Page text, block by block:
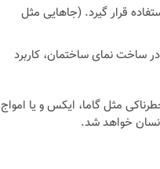
قرار گیرد. (جاهایی مثل
ساخت نمای ساختمان، کاربرد
مثل گاما، ایکس و یا امواج
خواهد شد.